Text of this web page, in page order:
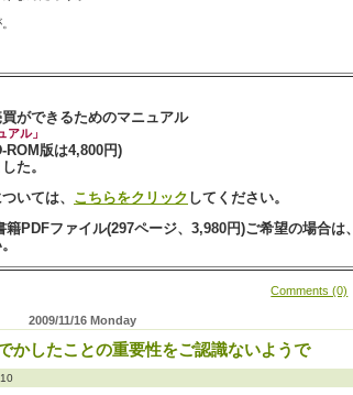
ができるためのマニュアル
アル」
ROM版は4,800円)
た。
いては、 こちらをクリック してください。
PDFファイル(297ページ、3,980円)ご希望の場合は、
Comments (0)
2009/11/16 Monday
かしたことの重要性をご認識ないようで